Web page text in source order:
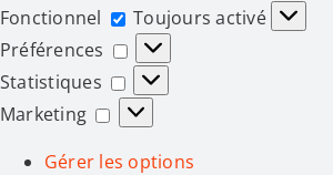
Fonctionnel
Fonctionnel
Toujours activé
Préférences
Préférences
Statistiques
Statistiques
Marketing
Marketing
Gérer les options